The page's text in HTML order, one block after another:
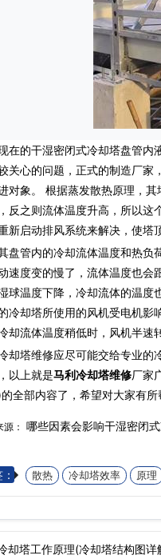
干湿密闭式冷却塔盘管内液
关心的问题，正式的制造厂家
对象。 根据蒸发散热原理，
反之则流体温度升高，所以这
新启动排风系统来解决，使塔
内的冷却流体温度和热负荷
速度变的慢了，流体温度也会
球温度下降，冷却流体的温度
冷却塔所使用的风机受电机影
却流体温度稍低时，风机半速
却塔维修应尽可能交给专业的
以上就是马利冷却塔维修厂家
全部内容了，希望对大家有所
： 哪些因素会影响干湿密闭
散热 冷却塔效率 原理
却塔工作原理(冷却塔结构图